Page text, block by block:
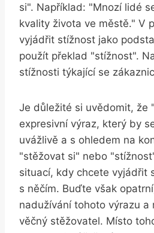
si". Například: "Mnozí lidé
kvality života ve městě." V
vyjádřit stížnost jako
použít překlad "stížnost".
stížnosti týkající se
Je důležité si uvědomit, že
expresivní výraz, který by
uvážlivě a s ohledem na
"stěžovat si" nebo
situací, kdy chcete vyjádřit
s něčím. Buďte však
nadužívání tohoto výrazu a
věčný stěžovatel. Místo